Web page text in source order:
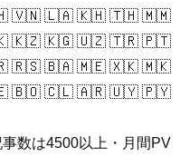
🇻🇳 🇱🇦 🇰🇭 🇹🇭 🇲🇲
🇰🇿 🇰🇬 🇺🇿 🇹🇷 🇵🇹
🇷🇸 🇧🇦 🇲🇪 🇽🇰 🇲🇰
🇧🇴 🇨🇱 🇦🇷 🇺🇾 🇵🇾
数は4500以上・月間PV